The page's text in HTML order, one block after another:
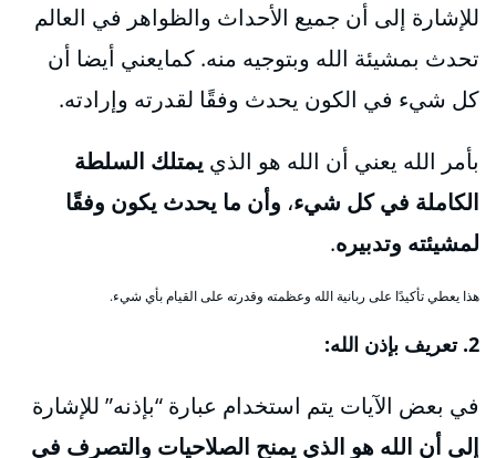
للإشارة إلى أن جميع الأحداث والظواهر في العالم
تحدث بمشيئة الله وبتوجيه منه. كمايعني أيضا أن
كل شيء في الكون يحدث وفقًا لقدرته وإرادته.
بأمر الله يعني أن الله هو الذي يمتلك السلطة
الكاملة في كل شيء، وأن ما يحدث يكون وفقًا
لمشيئته وتدبيره.
هذا يعطي تأكيدًا على ربانية الله وعظمته وقدرته على القيام بأي شيء.
2. تعريف بإذن الله:
في بعض الآيات يتم استخدام عبارة “بإذنه” للإشارة
إلى أن الله هو الذي يمنح الصلاحيات والتصرف في